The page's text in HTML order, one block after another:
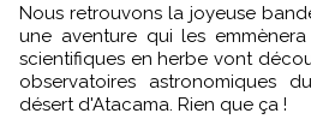
Nous retrouvons la joyeuse
une aventure qui les
scientifiques en herbe vont
observatoires
désert d'Atacama. Rien que ça !